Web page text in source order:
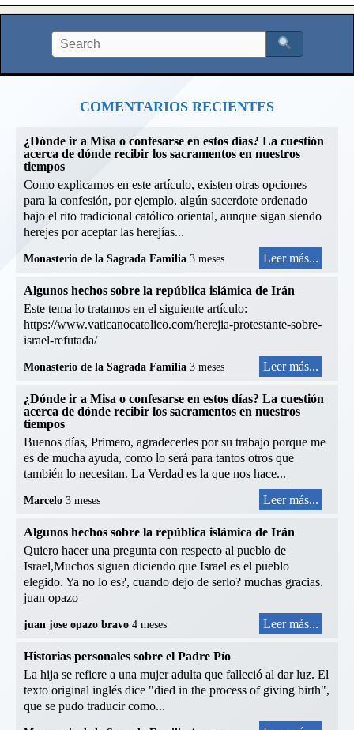
COMENTARIOS RECIENTES
¿Dónde ir a Misa o confesarse en estos días? La cuestión
acerca de dónde recibir los sacramentos en nuestros
tiempos
Como explicamos en este artículo, existen otras opciones
para la confesión, por ejemplo, algún sacerdote ordenado
bajo el rito tradicional católico oriental, aunque sigan siendo
herejes por aceptar las herejías...
Monasterio de la Sagrada Familia 3 meses Leer más...
Algunos hechos sobre la república islámica de Irán
Este tema lo tratamos en el siguiente artículo:
https://www.vaticanocatolico.com/herejia-protestante-sobre-
israel-refutada/
Monasterio de la Sagrada Familia 3 meses Leer más...
¿Dónde ir a Misa o confesarse en estos días? La cuestión
acerca de dónde recibir los sacramentos en nuestros
tiempos
Buenos días, Primero, agradecerles por su trabajo porque me
es de mucha ayuda, como lo será para tantos otros que
también lo necesitan. La Verdad es la que nos hace...
Marcelo 3 meses Leer más...
Algunos hechos sobre la república islámica de Irán
Quiero hacer una pregunta con respecto al pueblo de
Israel,Muchos siguen diciendo que Israel es el pueblo
elegido. Ya no lo es?, cuando dejo de serlo? muchas gracias.
juan opazo
juan jose opazo bravo 4 meses Leer más...
Historias personales sobre el Padre Pío
La hija se refiere a una mujer adulta que falleció al dar luz. El
texto original inglés dice "died in the process of giving birth",
que se pudo traducir como...